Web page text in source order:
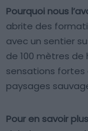
Pourquoi nous
abrite des
avec un sentier
de 100 mètres
sensations fortes
paysages
Pour en savoir